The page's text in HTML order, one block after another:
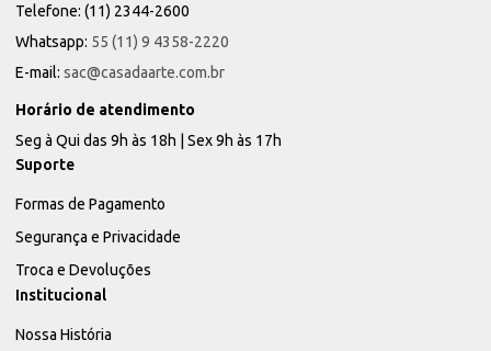
Telefone: (11) 2344-2600
Whatsapp: 55 (11) 9 4358-2220
E-mail: sac@casadaarte.com.br
Horário de atendimento
Seg à Qui das 9h às 18h | Sex 9h às 17h
Suporte
Formas de Pagamento
Segurança e Privacidade
Troca e Devoluções
Institucional
Nossa História